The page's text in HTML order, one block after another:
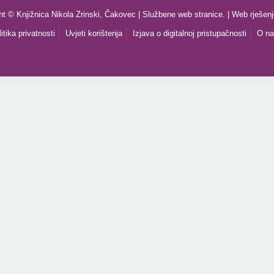
© Knjižnica Nikola Zrinski, Čakovec | Službene web stranice. | Web
privatnosti Uvjeti korištenja Izjava o digitalnoj pristupačnosti O